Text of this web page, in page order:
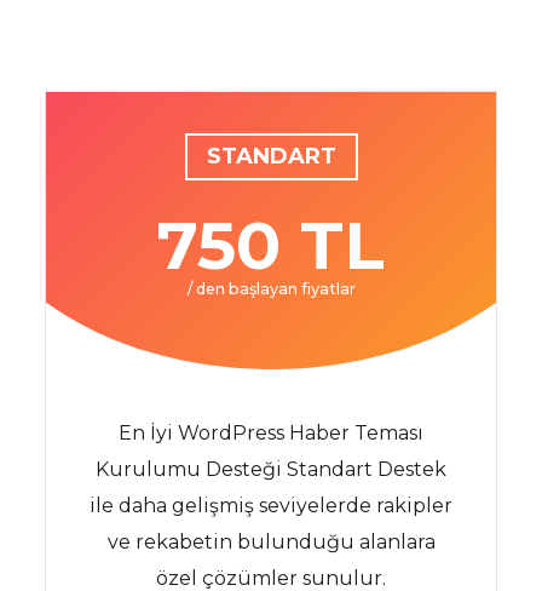
STANDART
750 TL
/ den başlayan fiyatlar
En İyi WordPress Haber Teması
Kurulumu Desteği Standart Destek
ile daha gelişmiş seviyelerde rakipler
ve rekabetin bulunduğu alanlara
özel çözümler sunulur.